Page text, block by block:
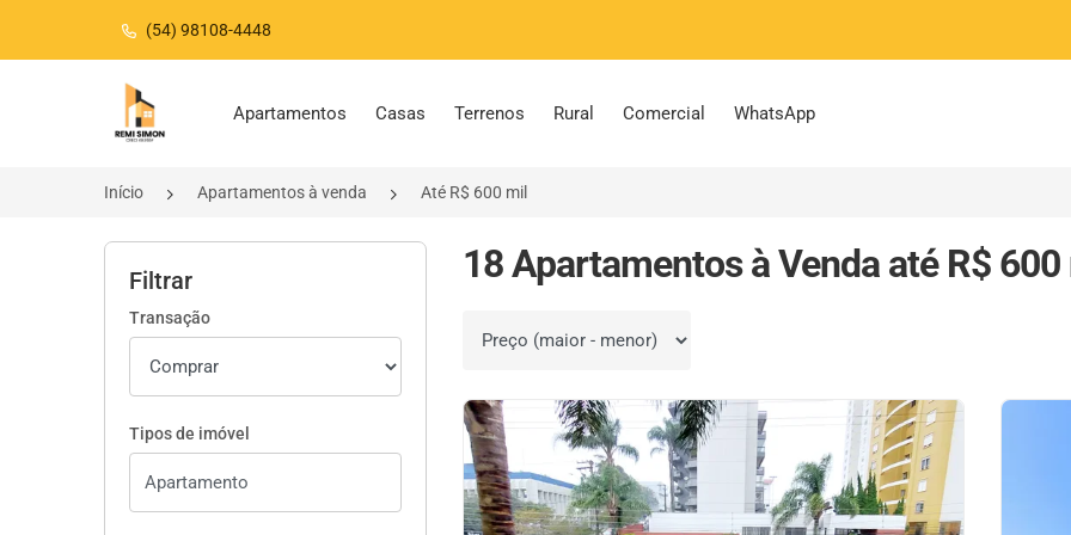
(54) 98108-4448
Página inicial
Apartamentos Casas Terrenos Rural Comercial WhatsApp
Início Apartamentos à venda Até R$ 600 mil
Filtrar
Transação
Tipos de imóvel
18 Apartamentos à Venda até R$
Ordenar por